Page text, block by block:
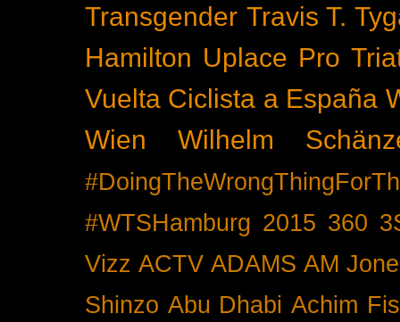
Transgender Travis T.
Hamilton Uplace Pro
Vuelta Ciclista a España
Wien
Wilhelm
#WTSHamburg 2015 360
Vizz ACTV ADAMS AM
Shinzo Abu Dhabi Achim